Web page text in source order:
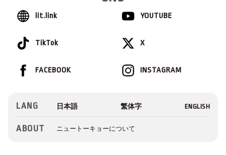
lit.link YOUTUBE
TikTok X
INSTAGRAM
FACEBOOK
LANG
ABOUT ニュートーキョーについて